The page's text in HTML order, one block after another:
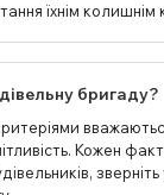
їхнім колишнім
бригаду?
Кожен